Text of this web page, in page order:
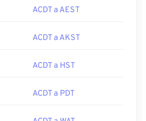
ACDT a AEST
ACDT a AKST
ACDT a HST
ACDT a PDT